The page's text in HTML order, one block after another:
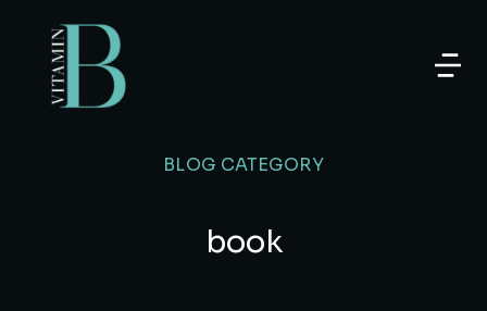
BLOG CATEGORY
book